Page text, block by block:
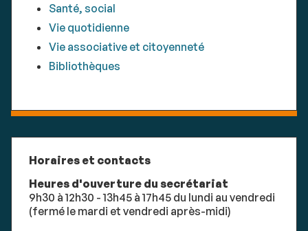
Santé, social
Vie quotidienne
Vie associative et citoyenneté
Bibliothèques
Horaires et contacts
Heures d'ouverture du secrétariat
9h30 à 12h30 - 13h45 à 17h45 du lundi au vendredi
(fermé le mardi et vendredi après-midi)